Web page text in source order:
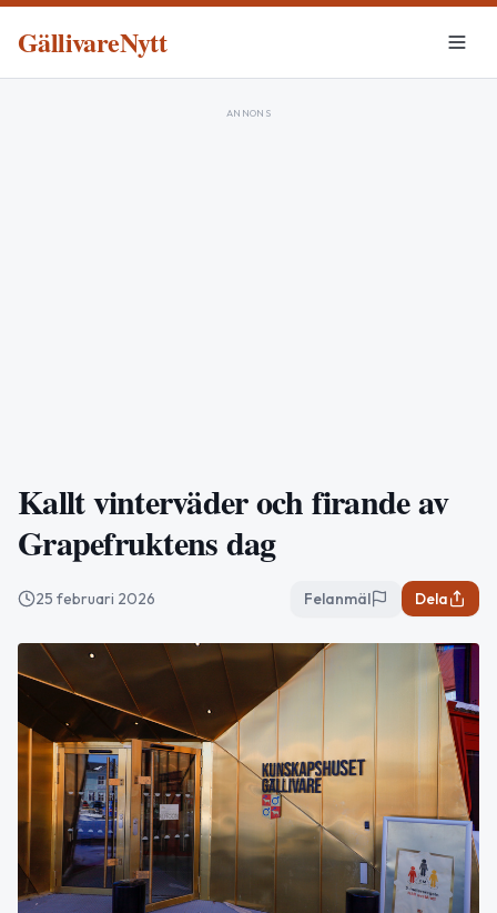
GällivareNytt
ANNONS
Kallt vinterväder och firande av
Grapefruktens dag
25 februari 2026 Felanmäl Dela